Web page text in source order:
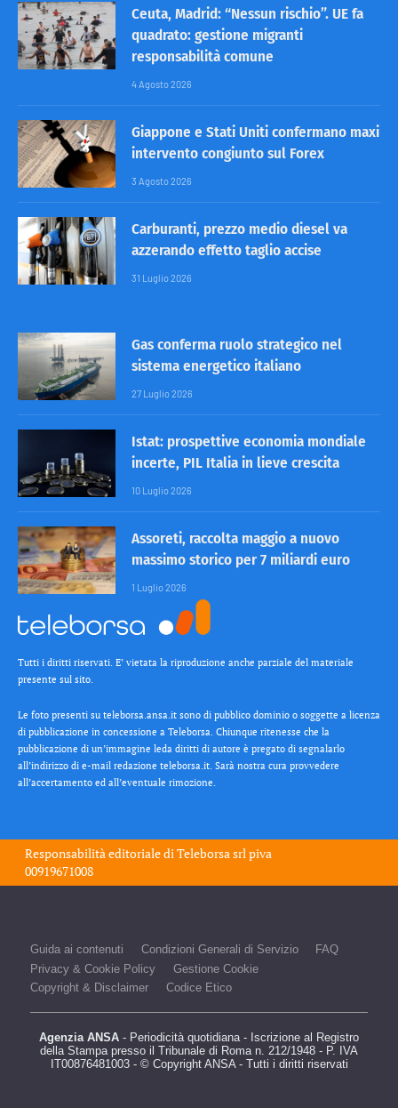
Ceuta, Madrid: “Nessun rischio”. UE fa
quadrato: gestione migranti
responsabilità comune
4 Agosto 2026
Giappone e Stati Uniti confermano maxi
intervento congiunto sul Forex
3 Agosto 2026
Carburanti, prezzo medio diesel va
azzerando effetto taglio accise
31 Luglio 2026
Gas conferma ruolo strategico nel
sistema energetico italiano
27 Luglio 2026
Istat: prospettive economia mondiale
incerte, PIL Italia in lieve crescita
10 Luglio 2026
Assoreti, raccolta maggio a nuovo
massimo storico per 7 miliardi euro
1 Luglio 2026
Tutti i diritti riservati. E’ vietata la riproduzione anche parziale del materiale
presente sul sito.
Le foto presenti su teleborsa.ansa.it sono di pubblico dominio o soggette a licenza
di pubblicazione in concessione a Teleborsa. Chiunque ritenesse che la
pubblicazione di un’immagine leda diritti di autore è pregato di segnalarlo
all’indirizzo di e-mail redazione teleborsa.it. Sarà nostra cura provvedere
all’accertamento ed all’eventuale rimozione.
Responsabilità editoriale diTeleborsa srlpiva
00919671008
Guida ai contenuti Condizioni Generali di Servizio
FAQ
Privacy & Cookie Policy
Gestione Cookie
Copyright & Disclaimer
Codice Etico
Agenzia ANSA - Periodicità quotidiana - Iscrizione al Registro
della Stampa presso il Tribunale di Roma n. 212/1948 - P. IVA
IT00876481003 - © Copyright ANSA - Tutti i diritti riservati